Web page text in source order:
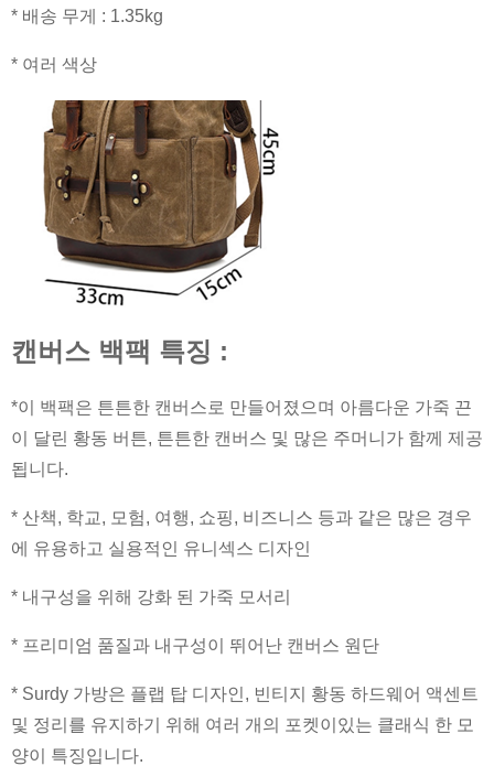
* 배송 무게 : 1.35kg
* 여러 색상
캔버스 백팩 특징 :
*이 백팩은 튼튼한 캔버스로 만들어졌으며 아름다운 가죽 끈
이 달린 황동 버튼, 튼튼한 캔버스 및 많은 주머니가 함께 제공
됩니다.
* 산책, 학교, 모험, 여행, 쇼핑, 비즈니스 등과 같은 많은 경우
에 유용하고 실용적인 유니섹스 디자인
* 내구성을 위해 강화 된 가죽 모서리
* 프리미엄 품질과 내구성이 뛰어난 캔버스 원단
* Surdy 가방은 플랩 탑 디자인, 빈티지 황동 하드웨어 액센트
및 정리를 유지하기 위해 여러 개의 포켓이있는 클래식 한 모
양이 특징입니다.